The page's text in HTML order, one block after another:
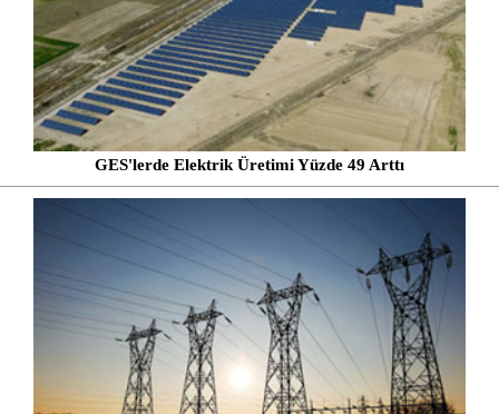
GES'lerde Elektrik Üretimi Yüzde 49 Arttı